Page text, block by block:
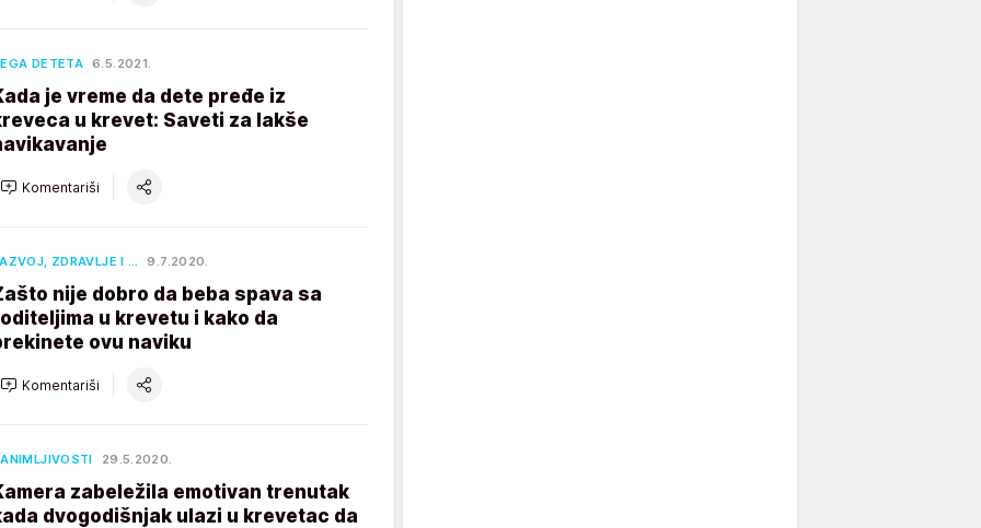
DETETA 6.5.2021.
je vreme da dete pređe iz
u krevet: Saveti za lakše
Komentariši
ZDRAVLJE I … 9.7.2020.
nije dobro da beba spava sa
u krevetu i kako da
ovu naviku
Komentariši
29.5.2020.
zabeležila emotivan trenutak
dvogodišnjak ulazi u krevetac da